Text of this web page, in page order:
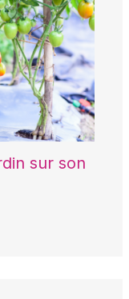
sur son